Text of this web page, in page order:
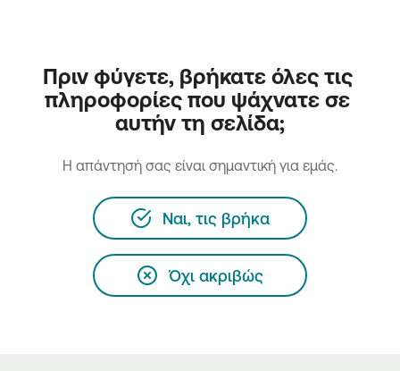
Πριν φύγετε, βρήκατε όλες τις
πληροφορίες που ψάχνατε σε
αυτήν τη σελίδα;
H απάντησή σας είναι σημαντική για εμάς.
Ναι, τις βρήκα
Όχι ακριβώς